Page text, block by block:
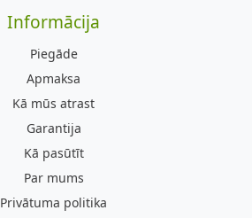
Informācija
Piegāde
Apmaksa
Kā mūs atrast
Garantija
Kā pasūtīt
Par mums
Privātuma politika